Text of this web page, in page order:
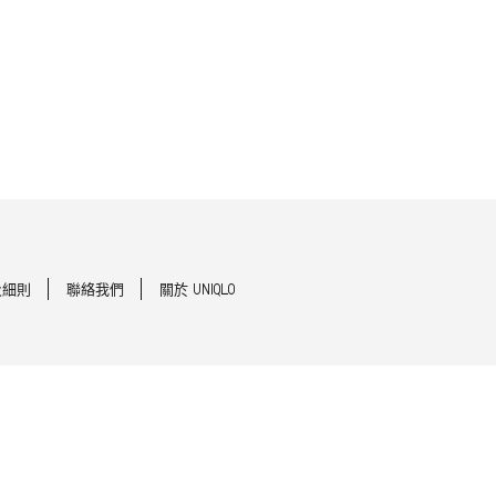
則 聯絡我們 關於 UNIQLO